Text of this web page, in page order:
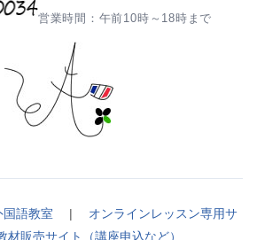
営業時間：午前10時～18時まで
国語教室 | オンラインレッスン専用サ
材販売サイト（講座申込など）